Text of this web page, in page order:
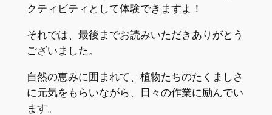
クティビティとして体験できますよ！
それでは、最後までお読みいただきありがとう
ございました。
自然の恵みに囲まれて、植物たちのたくましさ
に元気をもらいながら、日々の作業に励んでい
ます。